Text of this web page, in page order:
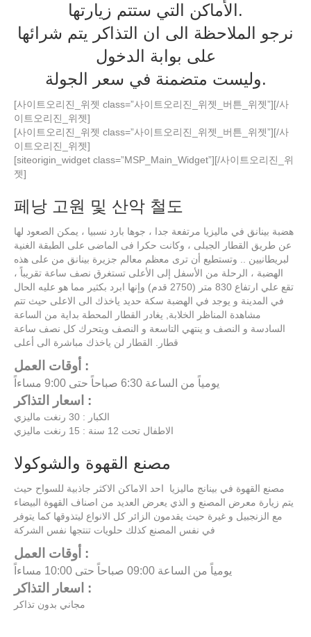
الأماكن التي ستتم زيارتها.
نرجو الملاحظة الى ان التذاكر يتم شرائها
على بوابة الدخول
وليست متضمنة في سعر الجولة.
[사이트오리진_위젯 class=”사이트오리진_위젯_버튼_위젯”][/사
이트오리진_위젯]
[사이트오리진_위젯 class=”사이트오리진_위젯_버튼_위젯”][/사
이트오리진_위젯]
[siteorigin_widget class=”MSP_Main_Widget”][/사이트오리진_위
젯]
페낭 고원 및 산악 철도
هضبة بينانق في ماليزيا مرتفعة جدا ، جوها بارد نسبيا ، يمكن الصعود لها
عن طريق القطار الجبلى ، وكانت حكرا فى الماضى على الطبقة الغنية
لبريطانيين .. وتستطيع أن ترى معظم معالم جزيرة بينانق من على هذه
الهضبة ، الرحلة من الأسفل إلى الأعلى تستغرق نصف ساعة تقريباً ،
تقع علي ارتفاع 830 متر (2750 قدم) وإنها ابرد بكثير مما هو عليه الحال
في المدينة و يوجد في الهضبة سكة حديد ياخذك الى الاعلى حيث تتم
مشاهدة المناظر الخلابة, يغادر القطار المحطة بداية من الساعة
السادسة و النصف و ينتهي التاسعة و النصف ويتحرك كل نصف ساعة
قطار. القطار لن ياخذك مباشرة الى أعلى
أوقات العمل :
يومياً من الساعة 6:30 صباحاً حتى 9:00 مساءاً
اسعار التذاكر :
مصنع القهوة والشوكولا
مصنع القهوة في بينانج ماليزيا احد الاماكن الاكثر جاذبية للسواح حيث
يتم زيارة معرض المصنع و الذي يعرض العديد من اصناف القهوة البيضاء
مع الزنجبيل و غيرة حيث يقدمون الزائر كل الانواع ليتذوقها كما يتوفر
في نفس المصنع كذلك حلويات تنتجها نفس الشركة
أوقات العمل :
يومياً من الساعة 09:00 صباحاً حتى 10:00 مساءاً
اسعار التذاكر :